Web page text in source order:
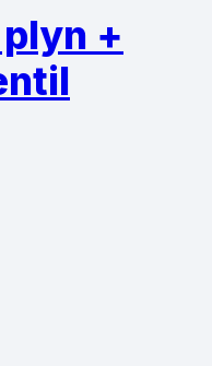
+